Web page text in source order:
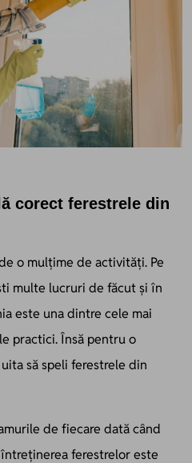
corect ferestrele din
o mulțime de activități. Pe
multe lucruri de făcut și în
este una dintre cele mai
practici. Însă pentru o
să speli ferestrele din
de fiecare dată când
ferestrelor este